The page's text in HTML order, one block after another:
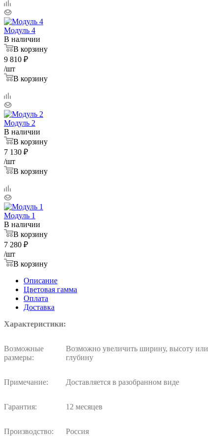
Модуль 4
В наличии
В корзину
9 810 ₽
/шт
В корзину
Модуль 2
В наличии
В корзину
7 130 ₽
/шт
В корзину
Модуль 1
В наличии
В корзину
7 280 ₽
/шт
В корзину
Описание
Цветовая гамма
Оплата
Доставка
Характеристики:
Возможные
размеры:
Возможно увеличить ширину, высоту или
глубину
Примечание: Доставляется в разобранном виде
Гарантия: 12 месяцев
Производство: Россия